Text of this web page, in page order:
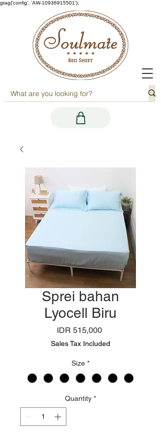
gtag('config', 'AW-10936915501');
Sprei bahan
Lyocell Biru
IDR 515,000Price
Sales Tax Included
Size *
Quantity *